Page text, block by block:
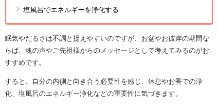
塩風呂でエネルギーを浄化する
眠気やだるさは不調と捉えやすいのですが、お盆やお彼岸の期間な
らば、魂の声やご先祖様からのメッセージとして考えてみるのがお
すすめです。
すると、自分の内側と向き合う必要性を感じ、休息やお香での浄
化、塩風呂のエネルギー浄化などの重要性に気づきます。